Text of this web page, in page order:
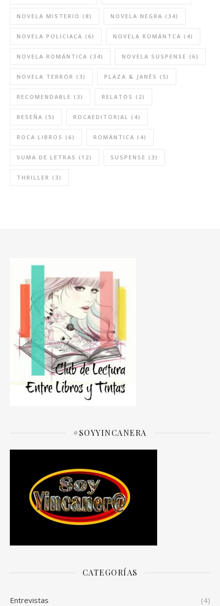
NOVELA MISTERIO (8) NOVELA NEGRA (34)
NOVELA POLICIACA (6) NOVELA ROMÁNTCA (4)
NOVELA ROMÁNTICA (34) NOVELA SUSPENSE (6)
NOVELA TERROR (3) PLAZA & JANÉS (5)
RECOMENDABLE (3) RELATOS (2)
RESEÑA (5) ROCAEDITORIAL (4)
ROCA LIBROS (6) ROMÁNTICA (4)
SUMA DE LETRAS (12) SUSPENSE (3)
THRILLER (3)
#SOYYINCANERA
CATEGORÍAS
Entrevistas (4)